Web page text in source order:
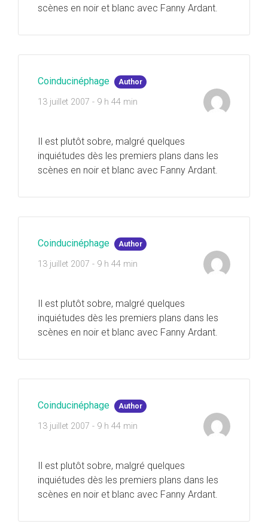
scènes en noir et blanc avec Fanny Ardant.
Coinducinéphage Author
13 juillet 2007 - 9 h 44 min
Il est plutôt sobre, malgré quelques
inquiétudes dès les premiers plans dans les
scènes en noir et blanc avec Fanny Ardant.
Coinducinéphage Author
13 juillet 2007 - 9 h 44 min
Il est plutôt sobre, malgré quelques
inquiétudes dès les premiers plans dans les
scènes en noir et blanc avec Fanny Ardant.
Coinducinéphage Author
13 juillet 2007 - 9 h 44 min
Il est plutôt sobre, malgré quelques
inquiétudes dès les premiers plans dans les
scènes en noir et blanc avec Fanny Ardant.